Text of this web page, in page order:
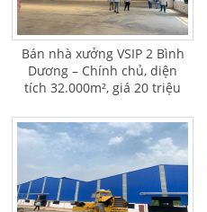
Bán nhà xưởng VSIP 2 Bình
Dương – Chính chủ, diện
tích 32.000m², giá 20 triệu